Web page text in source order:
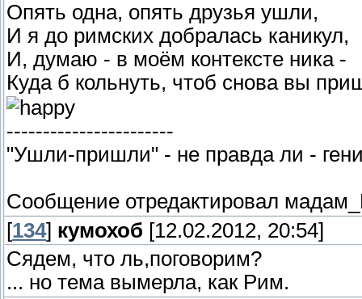
Опять одна, опять друзья ушли,
И я до римских добралась каникул,
И, думаю - в моём контексте ника -
Куда б кольнуть, чтоб снова вы
-----------------------
"Ушли-пришли" - не правда ли -
Сообщение отредактировал
[134] кумохоб [12.02.2012, 20:54]
Сядем, что ль,поговорим?
... но тема вымерла, как Рим.